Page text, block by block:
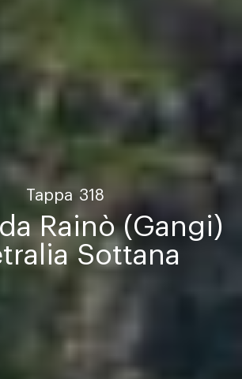
Tappa 318
Rainò (Gangi)
Sottana